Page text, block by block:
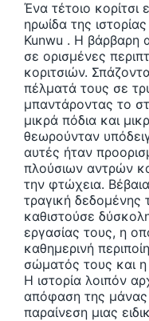
Ένα τέτοιο κορίτσι
ηρωίδα της
Kunwu . Η βάρβαρη
σε ορισμένες
κοριτσιών.
πέλματά τους σε
μπαντάροντας το
μικρά πόδια και
θεωρούνταν
αυτές ήταν
πλούσιων αντρών
την φτώχεια.
τραγική δεδομένης
καθιστούσε
εργασίας τους, η
καθημερινή
σώματός τους και
Η ιστορία λοιπόν
απόφαση της μάνας
παραίνεση μιας